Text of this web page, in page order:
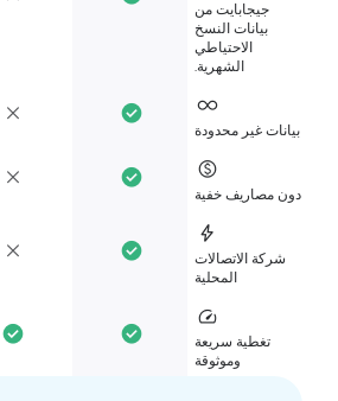
جيجابايت من
بيانات النسخ
الاحتياطي
غير محدودة
مصاريف خفية
شركة الاتصالات
تغطية سريعة